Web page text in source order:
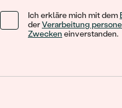
Ich erkläre mich mit dem
derVerarbeitung
Zwecken einverstanden.